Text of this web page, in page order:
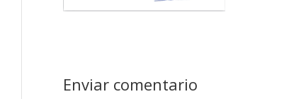
Enviar comentario